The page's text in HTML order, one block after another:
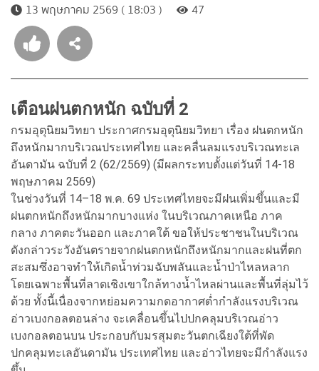
13 พฤษภาคม 2569 ( 18:03 )
47
เตือนฝนตกหนัก ฉบับที่ 2
กรมอุตุนิยมวิทยา ประกาศกรมอุตุนิยมวิทยา เรื่อง ฝนตกหนัก
ถึงหนักมากบริเวณประเทศไทย และคลื่นลมแรงบริเวณทะเล
อันดามัน ฉบับที่ 2 (62/2569) (มีผลกระทบตั้งแต่วันที่ 14-18
พฤษภาคม 2569)
ในช่วงวันที่ 14–18 พ.ค. 69 ประเทศไทยจะมีฝนเพิ่มขึ้นและมี
ฝนตกหนักถึงหนักมากบางแห่ง ในบริเวณภาคเหนือ ภาค
กลาง ภาคตะวันออก และภาคใต้ ขอให้ประชาชนในบริเวณ
ดังกล่าวระวังอันตรายจากฝนตกหนักถึงหนักมากและฝนที่ตก
สะสมซึ่งอาจทำให้เกิดน้ำท่วมฉับพลันและน้ำป่าไหลหลาก
โดยเฉพาะพื้นที่ลาดเชิงเขาใกล้ทางน้ำไหลผ่านและพื้นที่ลุ่มไว้
ด้วย ทั้งนี้เนื่องจากหย่อมความกดอากาศต่ำกำลังแรงบริเวณ
อ่าวเบงกอลตอนล่าง จะเคลื่อนขึ้นไปปกคลุมบริเวณอ่าว
เบงกอลตอนบน ประกอบกับมรสุมตะวันตกเฉียงใต้ที่พัด
ปกคลุมทะเลอันดามัน ประเทศไทย และอ่าวไทยจะมีกำลังแรง